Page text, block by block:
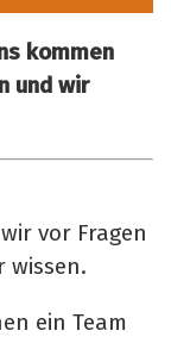
kommen
und wir
vor Fragen
wissen.
ein Team